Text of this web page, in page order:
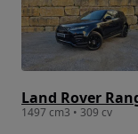
1497 cm3 • 309 cv